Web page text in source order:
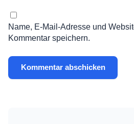
Name, E-Mail-Adresse und
Kommentar speichern.